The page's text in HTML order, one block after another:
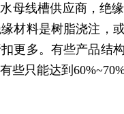
母线槽供应商，绝
材料是树脂浇注，
更多。有些产品结
只能达到